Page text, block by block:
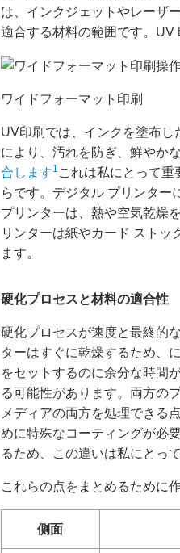
は、インクジェットやレーザ
適合する材料の範囲です。UV
ワイドフォーマット印刷
UV印刷では、インクを塗布
により、汚れを防ぎ、鮮やか
合します1 これは私にとって
らです。デジタル プリンター
プリンターは、熱や空気乾燥
リンターは紙やカード ストッ
ます。
硬化プロセスと材料の適合性
硬化プロセスが速度と最終的
ターはすぐに乾燥するため、
をセットするのに余分な時間
る可能性があります。両方の
メディアの両方を処理できる
めに特殊なコーティングが必
るため、この違いは私にとっ
これらの点をまとめるために
側面